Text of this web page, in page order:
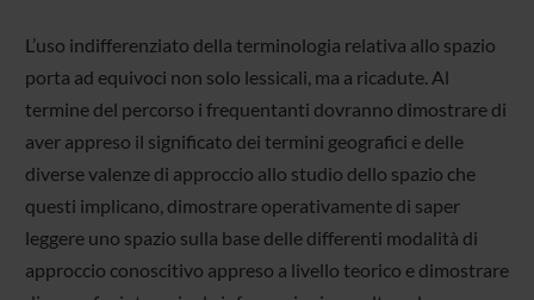
L’uso indifferenziato della terminologia relativa allo spazio
porta ad equivoci non solo lessicali, ma a ricadute. Al
termine del percorso i frequentanti dovranno dimostrare di
aver appreso il significato dei termini geografici e delle
diverse valenze di approccio allo studio dello spazio che
questi implicano, dimostrare operativamente di saper
leggere uno spazio sulla base delle differenti modalità di
approccio conoscitivo appreso a livello teorico e dimostrare